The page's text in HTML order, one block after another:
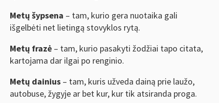
Metų šypsena – tam, kurio gera nuotaika gali
išgelbėti net lietingą stovyklos rytą.
Metų frazė – tam, kurio pasakyti žodžiai tapo citata,
kartojama dar ilgai po renginio.
Metų dainius – tam, kuris užveda dainą prie laužo,
autobuse, žygyje ar bet kur, kur tik atsiranda proga.